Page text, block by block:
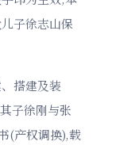
子徐志山保
搭建及装
子徐刚与张
(产权调换),载